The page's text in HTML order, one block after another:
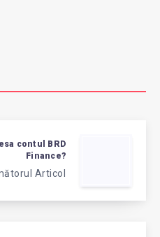
contul BRD
Finance?
Articol